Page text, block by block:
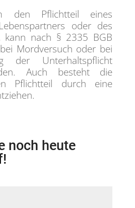
den Pflichtteil eines
oder des
kann nach § 2335 BGB
Mordversuch oder bei
der Unterhaltspflicht
Auch besteht die
Pflichtteil durch eine
noch heute